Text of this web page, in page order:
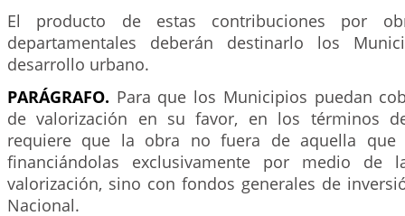
El producto de estas contribuciones por
departamentales deberán destinarlo los
desarrollo urbano.
PARÁGRAFO. Para que los Municipios puedan
de valorización en su favor, en los términos
requiere que la obra no fuera de aquella que
financiándolas exclusivamente por medio de
valorización, sino con fondos generales de
Nacional.